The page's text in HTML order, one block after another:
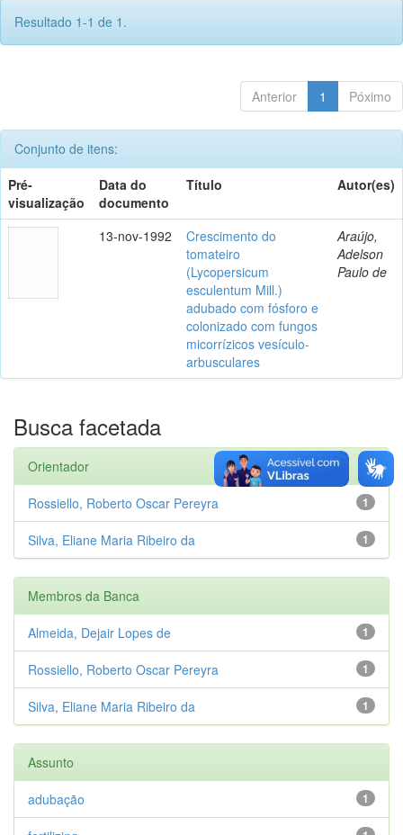
Resultado 1-1 de 1.
Anterior 1 Póximo
Conjunto de itens:
Pré-
visualização
Data do
documento
Título Autor(es)
13-nov-1992
Crescimento do
tomateiro
(Lycopersicum
esculentum Mill.)
adubado com fósforo e
colonizado com fungos
micorrízicos vesículo-
arbusculares
Araújo,
Adelson
Paulo de
Busca facetada
Orientador
1
Rossiello, Roberto Oscar Pereyra
1
Silva, Eliane Maria Ribeiro da
Membros da Banca
1
Almeida, Dejair Lopes de
1
Rossiello, Roberto Oscar Pereyra
1
Silva, Eliane Maria Ribeiro da
Assunto
1
adubação